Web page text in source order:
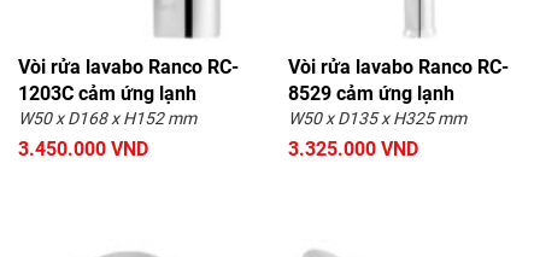
Vòi rửa lavabo Ranco RC-
1203C cảm ứng lạnh
W50 x D168 x H152 mm
3.450.000 VND
Vòi rửa lavabo Ranco RC-
8529 cảm ứng lạnh
W50 x D135 x H325 mm
3.325.000 VND